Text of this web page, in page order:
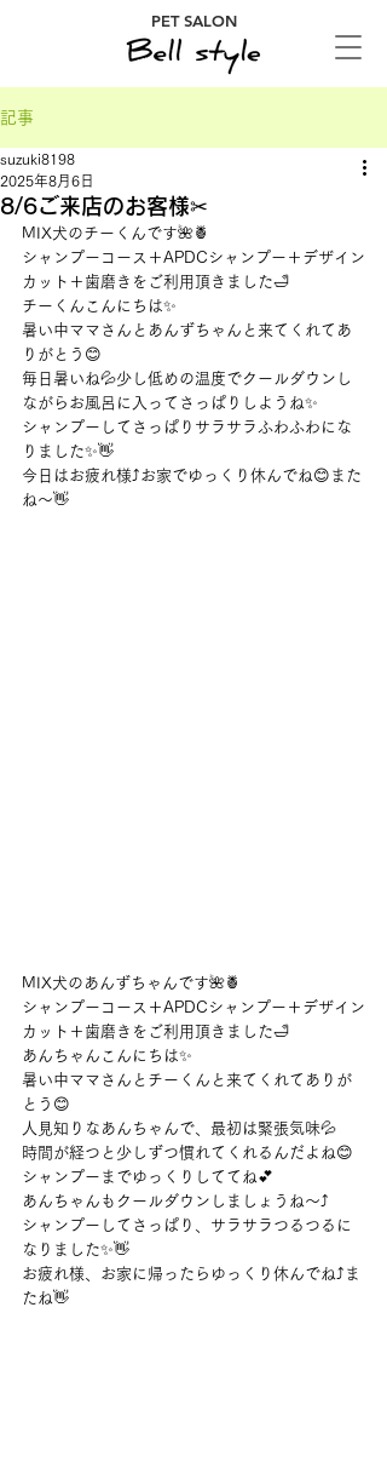
PET SALON
記事
8/6ご来店のお客様✂
suzuki8198
2025年8月6日
MIX犬のチーくんです🌺🍍
シャンプーコース＋APDCシャンプー＋デザイン
カット＋歯磨きをご利用頂きました🛁
チーくんこんにちは✨
暑い中ママさんとあんずちゃんと来てくれてあ
りがとう😊
毎日暑いね💦少し低めの温度でクールダウンし
ながらお風呂に入ってさっぱりしようね✨
シャンプーしてさっぱりサラサラふわふわにな
りました✨👋
今日はお疲れ様⤴お家でゆっくり休んでね😊また
ね～👋
MIX犬のあんずちゃんです🌺🍍
シャンプーコース＋APDCシャンプー＋デザイン
カット＋歯磨きをご利用頂きました🛁
あんちゃんこんにちは✨
暑い中ママさんとチーくんと来てくれてありが
とう😊
人見知りなあんちゃんで、最初は緊張気味💦
時間が経つと少しずつ慣れてくれるんだよね😊
シャンプーまでゆっくりしててね💕
あんちゃんもクールダウンしましょうね～⤴
シャンプーしてさっぱり、サラサラつるつるに
なりました✨👋
お疲れ様、お家に帰ったらゆっくり休んでね⤴ま
たね👋